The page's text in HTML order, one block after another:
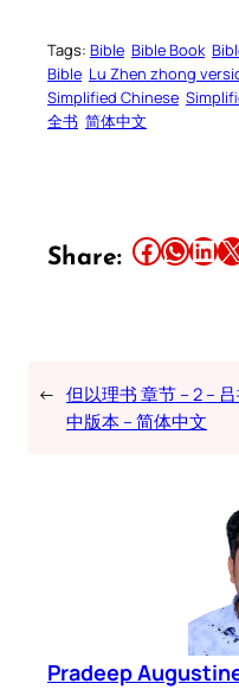
Tags: Bible Bible Book
Bible Lu Zhen zhong
Simplified Chinese
全书 简体中文
Share: Share this article on Facebook Share this article on WhatsApp Share this article on LinkedIn Share this article on X
← 但以理书 章节 – 2 –
中版本 – 简体中文
Pradeep